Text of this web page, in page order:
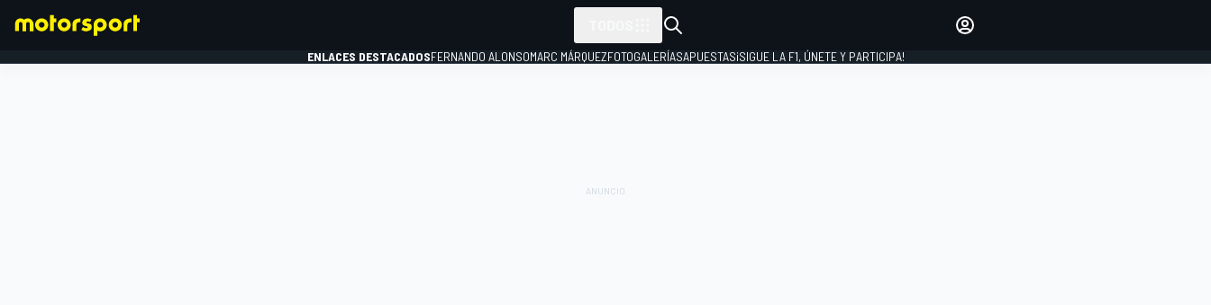
ENLACES DESTACADOSFERNANDO ALONSOMARC MÁRQUEZFOTOGALERÍASAPUESTAS¡SIGUE LA F1, ÚNETE Y PARTICIPA!